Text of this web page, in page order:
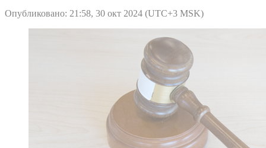
Опубликовано: 21:58, 30 окт 2024 (UTC+3 MSK)